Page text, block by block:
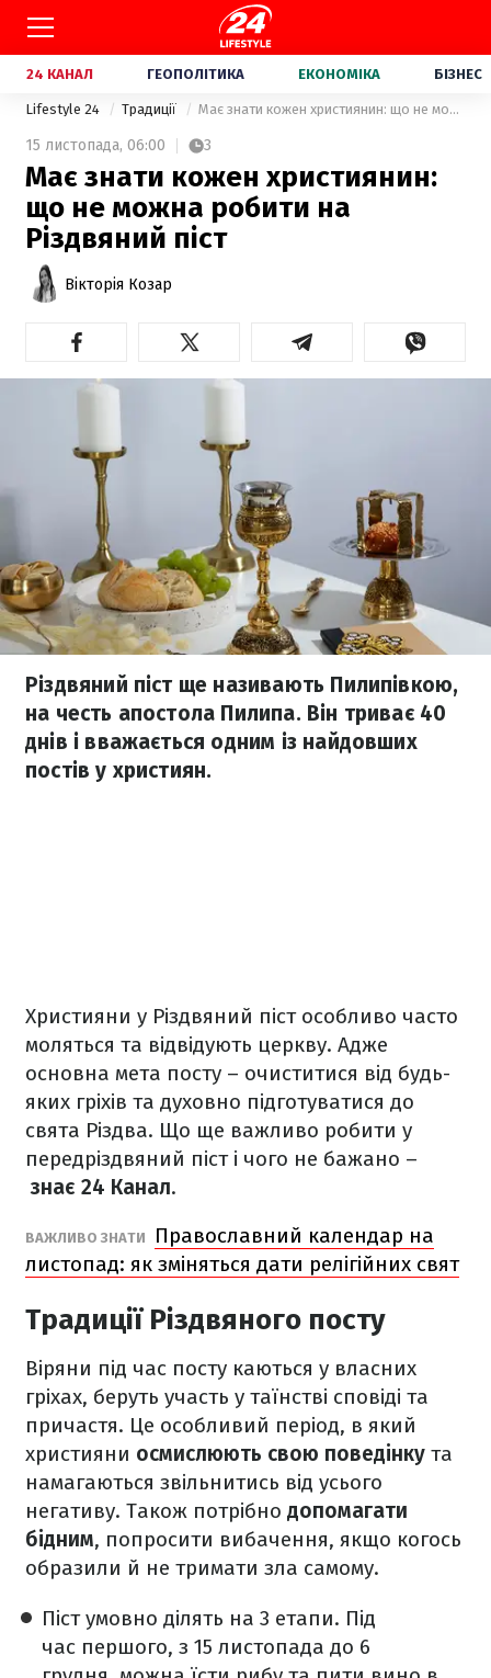
24 КАНАЛ ГЕОПОЛІТИКА ЕКОНОМІКА БІЗНЕС
Lifestyle 24 Традиції Має знати кожен християнин: що не можна робити на Різдвяний піст
15 листопада, 06:00 3
Має знати кожен християнин:
що не можна робити на
Різдвяний піст
Вікторія Козар
Різдвяний піст ще називають Пилипівкою,
на честь апостола Пилипа. Він триває 40
днів і вважається одним із найдовших
постів у християн.
Християни у Різдвяний піст особливо часто
моляться та відвідують церкву. Адже
основна мета посту – очиститися від будь-
яких гріхів та духовно підготуватися до
свята Різдва. Що ще важливо робити у
передріздвяний піст і чого не бажано –
знає 24 Канал.
ВАЖЛИВО ЗНАТИ
Православний календар на
листопад: як зміняться дати релігійних свят
Традиції Різдвяного посту
Віряни під час посту каються у власних
гріхах, беруть участь у таїнстві сповіді та
причастя. Це особливий період, в який
християни осмислюють свою поведінку та
намагаються звільнитись від усього
негативу. Також потрібно допомагати
бідним, попросити вибачення, якщо когось
образили й не тримати зла самому.
Піст умовно ділять на 3 етапи. Під
час першого, з 15 листопада до 6